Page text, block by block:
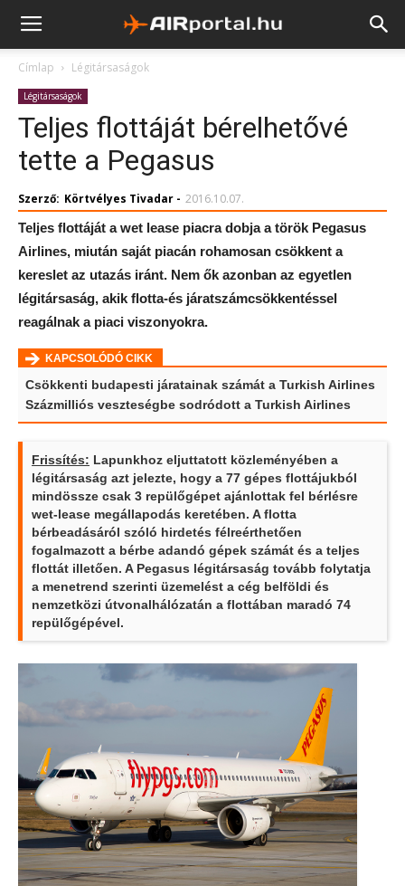
Címlap Légitársaságok
Légitársaságok
Teljes flottáját bérelhetővé
tette a Pegasus
Szerző: Körtvélyes Tivadar - 2016.10.07.
Teljes flottáját a wet lease piacra dobja a török Pegasus
Airlines, miután saját piacán rohamosan csökkent a
kereslet az utazás iránt. Nem ők azonban az egyetlen
légitársaság, akik flotta-és járatszámcsökkentéssel
reagálnak a piaci viszonyokra.
KAPCSOLÓDÓ CIKK
Csökkenti budapesti járatainak számát a Turkish Airlines
Százmilliós veszteségbe sodródott a Turkish Airlines
Frissítés: Lapunkhoz eljuttatott közleményében a
légitársaság azt jelezte, hogy a 77 gépes flottájukból
mindössze csak 3 repülőgépet ajánlottak fel bérlésre
wet-lease megállapodás keretében. A flotta
bérbeadásáról szóló hirdetés félreérthetően
fogalmazott a bérbe adandó gépek számát és a teljes
flottát illetően. A Pegasus légitársaság tovább folytatja
a menetrend szerinti üzemelést a cég belföldi és
nemzetközi útvonalhálózatán a flottában maradó 74
repülőgépével.